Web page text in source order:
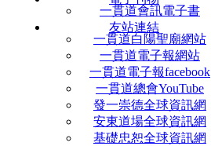
一貫道會訊電子書
友站連結
一貫道白陽聖廟網站
一貫道電子報網站
一貫道電子報facebook
一貫道總會YouTube
發一崇德全球資訊網
安東道場全球資訊網
基礎忠恕全球資訊網